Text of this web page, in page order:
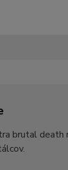
brutal